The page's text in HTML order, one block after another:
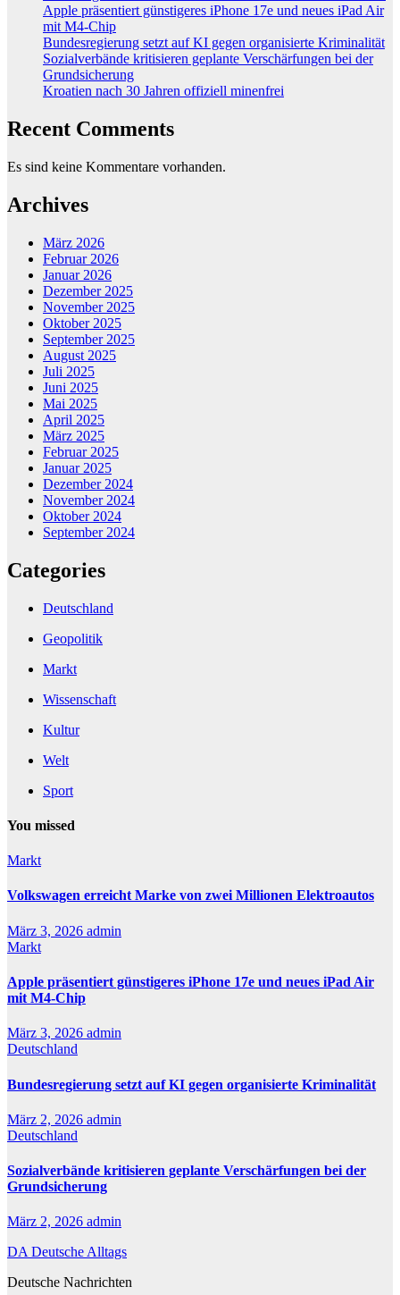
Apple präsentiert günstigeres iPhone 17e und neues iPad Air
mit M4-Chip
Bundesregierung setzt auf KI gegen organisierte Kriminalität
Sozialverbände kritisieren geplante Verschärfungen bei der
Grundsicherung
Kroatien nach 30 Jahren offiziell minenfrei
Recent Comments
Es sind keine Kommentare vorhanden.
Archives
März 2026
Februar 2026
Januar 2026
Dezember 2025
November 2025
Oktober 2025
September 2025
August 2025
Juli 2025
Juni 2025
Mai 2025
April 2025
März 2025
Februar 2025
Januar 2025
Dezember 2024
November 2024
Oktober 2024
September 2024
Categories
Deutschland
Geopolitik
Markt
Wissenschaft
Kultur
Welt
Sport
You missed
Markt
Volkswagen erreicht Marke von zwei Millionen Elektroautos
März 3, 2026 admin
Markt
Apple präsentiert günstigeres iPhone 17e und neues iPad Air
mit M4-Chip
März 3, 2026 admin
Deutschland
Bundesregierung setzt auf KI gegen organisierte Kriminalität
März 2, 2026 admin
Deutschland
Sozialverbände kritisieren geplante Verschärfungen bei der
Grundsicherung
März 2, 2026 admin
DA Deutsche Alltags
Deutsche Nachrichten